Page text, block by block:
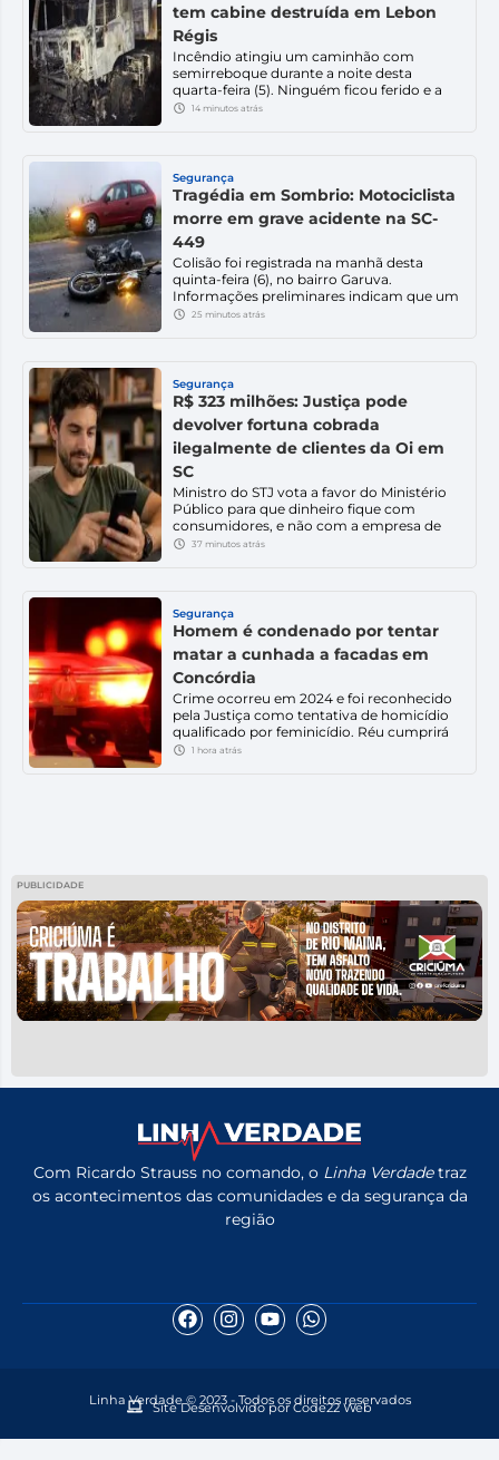
tem cabine destruída em Lebon
Régis
Incêndio atingiu um caminhão com
semirreboque durante a noite desta
quarta-feira (5). Ninguém ficou ferido e a
causa ainda é desconhecida. Um
Catarina. A ocorrência foi registrada por
volta das 19h, no km 182 da […]
14 minutos atrás
Segurança
Tragédia em Sombrio: Motociclista
morre em grave acidente na SC-
449
Colisão foi registrada na manhã desta
quinta-feira (6), no bairro Garuva.
Informações preliminares indicam que um
carro tentou uma ultrapassagem e atingiu
(6), na SC-449, no bairro Garuva, em
Sombrio. De acordo com as primeiras
informações apuradas pela […]
25 minutos atrás
Segurança
R$ 323 milhões: Justiça pode
devolver fortuna cobrada
ilegalmente de clientes da Oi em
SC
Ministro do STJ vota a favor do Ministério
Público para que dinheiro fique com
consumidores, e não com a empresa de
telefonia. Julgamento foi suspenso por
cobrados indevidamente de
consumidores catarinenses pela Oi. O […]
37 minutos atrás
Segurança
Homem é condenado por tentar
matar a cunhada a facadas em
Concórdia
Crime ocorreu em 2024 e foi reconhecido
pela Justiça como tentativa de homicídio
qualificado por feminicídio. Réu cumprirá
pena em regime semiaberto. Um homem
1 hora atrás
PUBLICIDADE
Com Ricardo Strauss no comando, o Linha Verdadetraz
os acontecimentos das comunidades e da segurança da
região
Linha Verdade © 2023 - Todos os direitos reservados
Site Desenvolvido por Code22 Web